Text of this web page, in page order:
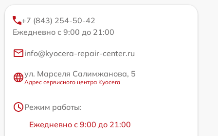
+7 (843) 254-50-42
Ежедневно с 9:00 до 21:00
info@kyocera-repair-center.ru
ул. Марселя Салимжанова, 5
Адрес сервисного центра Kyocera
Режим работы:
Ежедневно с 9:00 до 21:00